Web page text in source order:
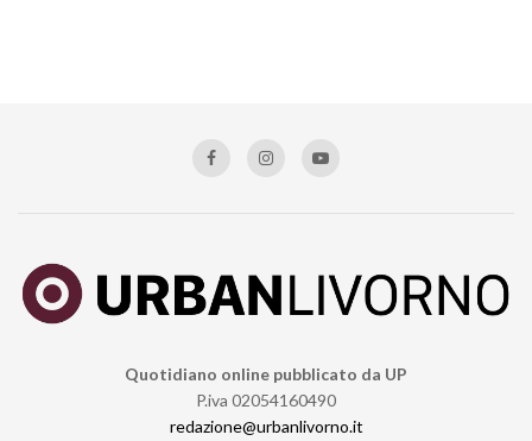
Quotidiano online pubblicato da UP
P.iva 02054160490
redazione@urbanlivorno.it